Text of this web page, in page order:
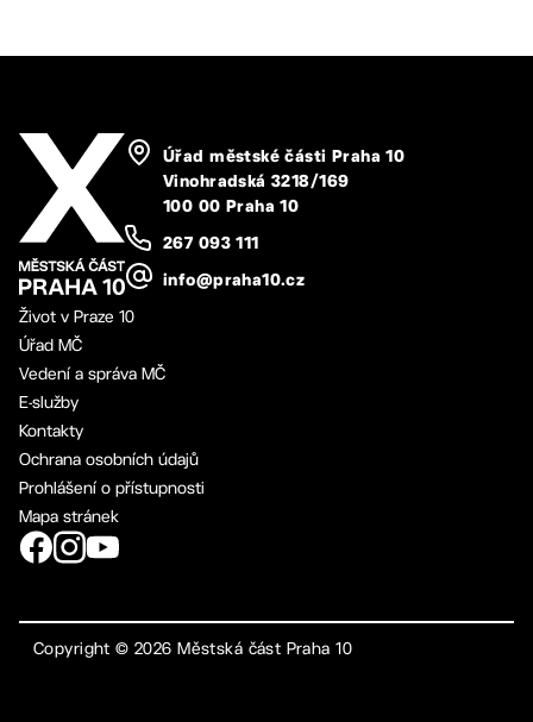
Úřad městské části Praha 10
Vinohradská 3218/169
100 00 Praha 10
267 093 111
info@praha10.cz
Život v Praze 10
Úřad MČ
Vedení a správa MČ
E-služby
Kontakty
Ochrana osobních údajů
Prohlášení o přístupnosti
Mapa stránek
Copyright ©2026 Městská část Praha 10